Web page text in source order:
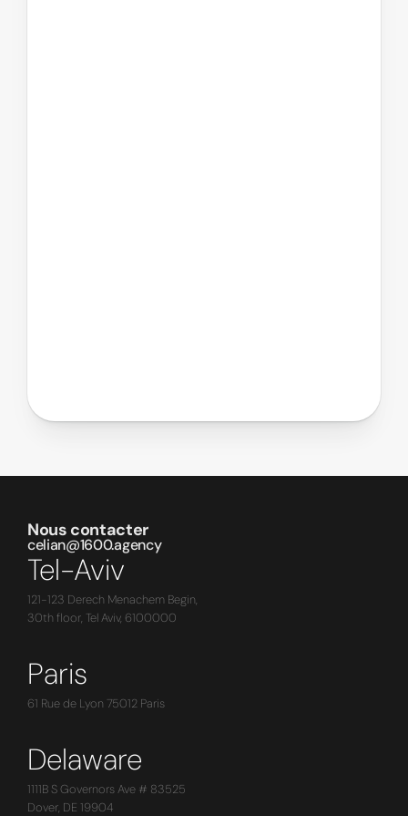
Nous contacter
celian@1600.agency
Tel-Aviv
121-123 Derech Menachem Begin,
30th floor, Tel Aviv, 6100000
Paris
61 Rue de Lyon 75012 Paris
Delaware
1111B S Governors Ave # 83525
Dover, DE 19904